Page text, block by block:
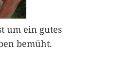
um ein gutes
bemüht.